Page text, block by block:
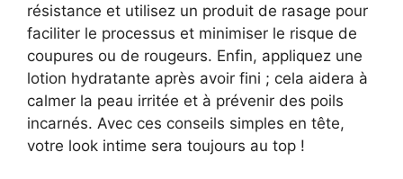
résistance et utilisez un produit de rasage pour
faciliter le processus et minimiser le risque de
coupures ou de rougeurs. Enfin, appliquez une
lotion hydratante après avoir fini ; cela aidera à
calmer la peau irritée et à prévenir des poils
incarnés. Avec ces conseils simples en tête,
votre look intime sera toujours au top !